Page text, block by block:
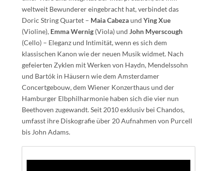
weltweit Bewunderer eingebracht hat, verbindet das
Doric String Quartet – Maia Cabezaund Ying Xue
(Violine), Emma Wernig(Viola) und John Myerscough
(Cello) – Eleganz und Intimität, wenn es sich dem
klassischen Kanon wie der neuen Musik widmet. Nach
gefeierten Zyklen mit Werken von Haydn, Mendelssohn
und Bartók in Häusern wie dem Amsterdamer
Concertgebouw, dem Wiener Konzerthaus und der
Hamburger Elbphilharmonie haben sich die vier nun
Beethoven zugewandt. Seit 2010 exklusiv bei Chandos,
umfasst ihre Diskografie über 20 Aufnahmen von Purcell
bis John Adams.